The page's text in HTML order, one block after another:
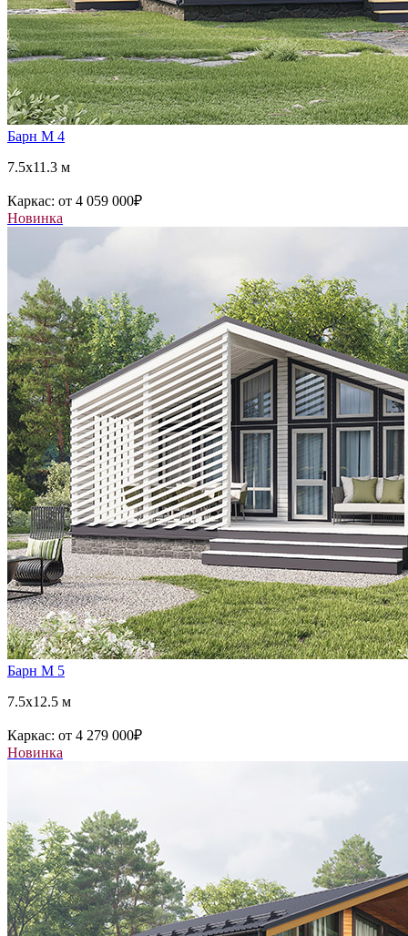
Барн М 4
7.5x11.3 м
Каркас: от 4 059 000₽
Новинка
Барн М 5
7.5x12.5 м
Каркас: от 4 279 000₽
Новинка